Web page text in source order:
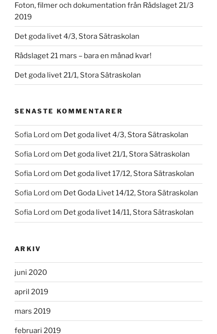
Foton, filmer och dokumentation från Rådslaget 21/3
2019
Det goda livet 4/3, Stora Sätraskolan
Rådslaget 21 mars – bara en månad kvar!
Det goda livet 21/1, Stora Sätraskolan
SENASTE KOMMENTARER
Sofia Lord om Det goda livet 4/3, Stora Sätraskolan
Sofia Lord om Det goda livet 21/1, Stora Sätraskolan
Sofia Lord om Det goda livet 17/12, Stora Sätraskolan
Sofia Lord om Det Goda Livet 14/12, Stora Sätraskolan
Sofia Lord om Det goda livet 14/11, Stora Sätraskolan
ARKIV
juni 2020
april 2019
mars 2019
februari 2019